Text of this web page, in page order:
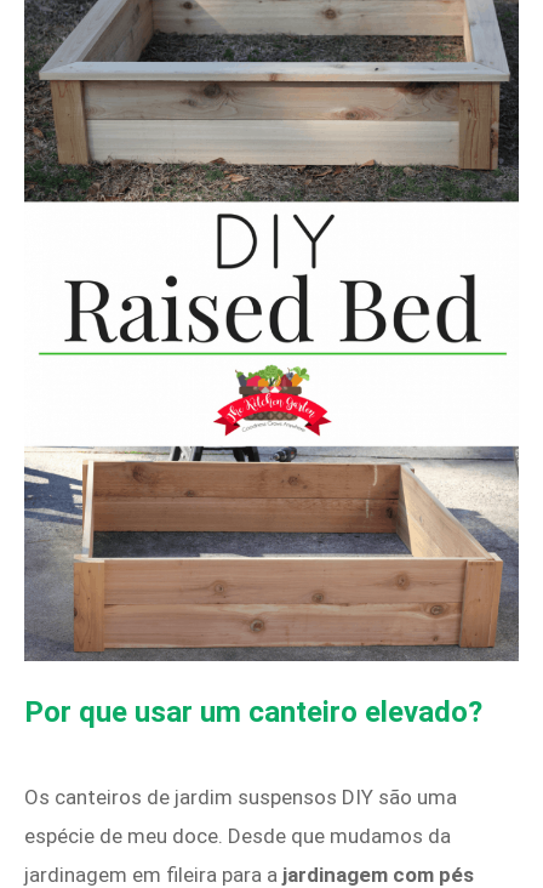
Por que usar um canteiro elevado?
Os canteiros de jardim suspensos DIY são uma
espécie de meu doce. Desde que mudamos da
jardinagem em fileira para a jardinagem com pés